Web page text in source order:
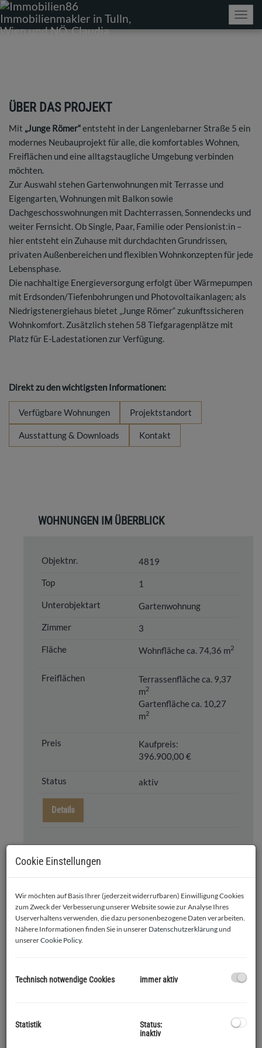
ÜBER DAS PROJEKT
Mit „Junge Römer“entsteht in der Langenlebarner Straße 5 ein
modernes Neubauprojekt für alle, die komfortables Wohnen,
Freiflächen und eine alltagstaugliche Umgebung verbinden
möchten.
Zur Auswahl stehen Gartenwohnungen mit Terrasse und
Eigengarten, Wohnungen mit Balkon sowie
Dachgeschosswohnungen mit Dachterrassen, Sonnendecks und
weiter Fernsicht. Ob Single, Paar, Familie oder Pensionist:in –
hier entsteht ein Zuhause mit durchdachten Grundrissen,
privaten Außenbereichen und flexiblen Wohnkonzepten für jede
Lebensphase.
Die nachhaltige Energieversorgung erfolgt über Wärmepumpen
mit Erdsonden/Tiefenbohrungen und Photovoltaikanlagen; als
Niedrigstenergiehaus bietet „Junge Römer“ zukunftssicheren
Wohnkomfort. Zusätzlich stehen 58 Tiefgaragenplätze mit
Platz für E-Ladestationen zur Verfügung.
Direkt zu den wichtigsten Informationen:
Verfügbare Wohnungen Projektstandort
Ausstattung & Downloads Kontakt
WOHNUNGEN IM ÜBERBLICK
4819
1
Gartenwohnung
3
Wohnfläche ca. 74,36 m2
Terrassenfläche ca. 9,37
m2
Gartenfläche ca. 10,27
m2
Kaufpreis:
396.900,00 €
aktiv
Details
Gartenwohnung
3
Terrassenfläche ca.
m
Cookie Einstellungen
Wir möchten auf Basis Ihrer (jederzeit widerrufbaren) Einwilligung Cookies
zum Zweck der Verbesserung unserer Website sowie zur Analyse Ihres
Userverhaltens verwenden, die dazu personenbezogene Daten verarbeiten.
Nähere Informationen finden Sie in unserer Datenschutzerklärungund
unsererCookie Policy.
Technisch notwendige Cookies immer aktiv
Statistik
Status:
inaktiv